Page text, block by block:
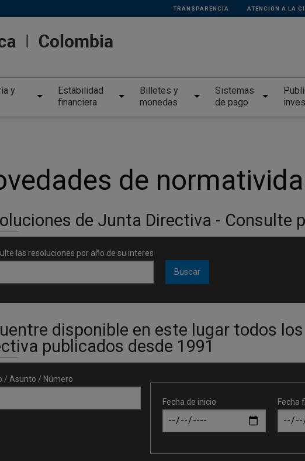
TRANSPARENCIA ATENCIÓN A LA
y
Estabilidad
financiera
Billetes y
monedas
Sistemas
de pago
de
de Junta Directiva - Consulte
las resoluciones por año de su interes
disponible en este lugar todos
publicados desde 1991
/ Asunto / Número
Fecha de inicio Fecha